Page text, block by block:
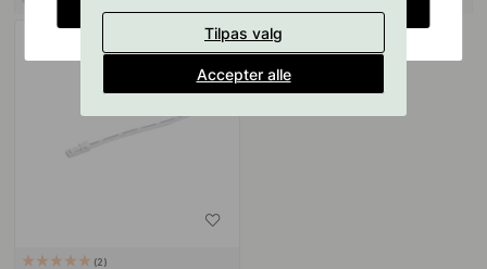
2
Tilpas valg
Accepter alle